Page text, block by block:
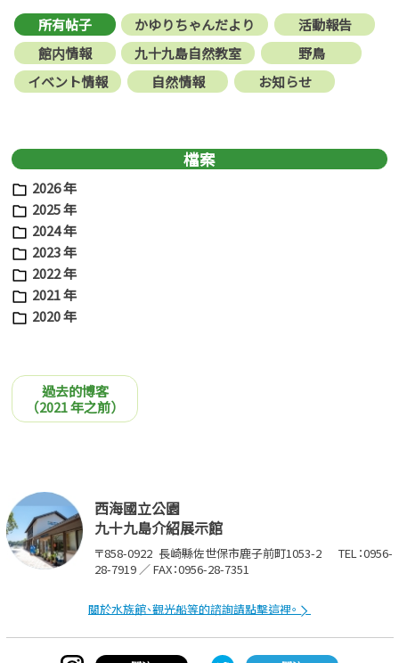
所有帖子 かゆりちゃんだより
活動報告
館内情報
九十九島自然教室
野鳥
イベント情報
自然情報 お知らせ
檔案
2026 年
2025 年
2024 年
2023 年
2022 年
2021 年
2020 年
過去的博客
（2021 年之前）
西海國立公園
九十九島介紹展示館
〒858-0922 長崎縣佐世保市鹿子前町1053-2
TEL：0956-
28-7919 ／ FAX：0956-28-7351
關於水族館、觀光船等的諮詢請點擊這裡。